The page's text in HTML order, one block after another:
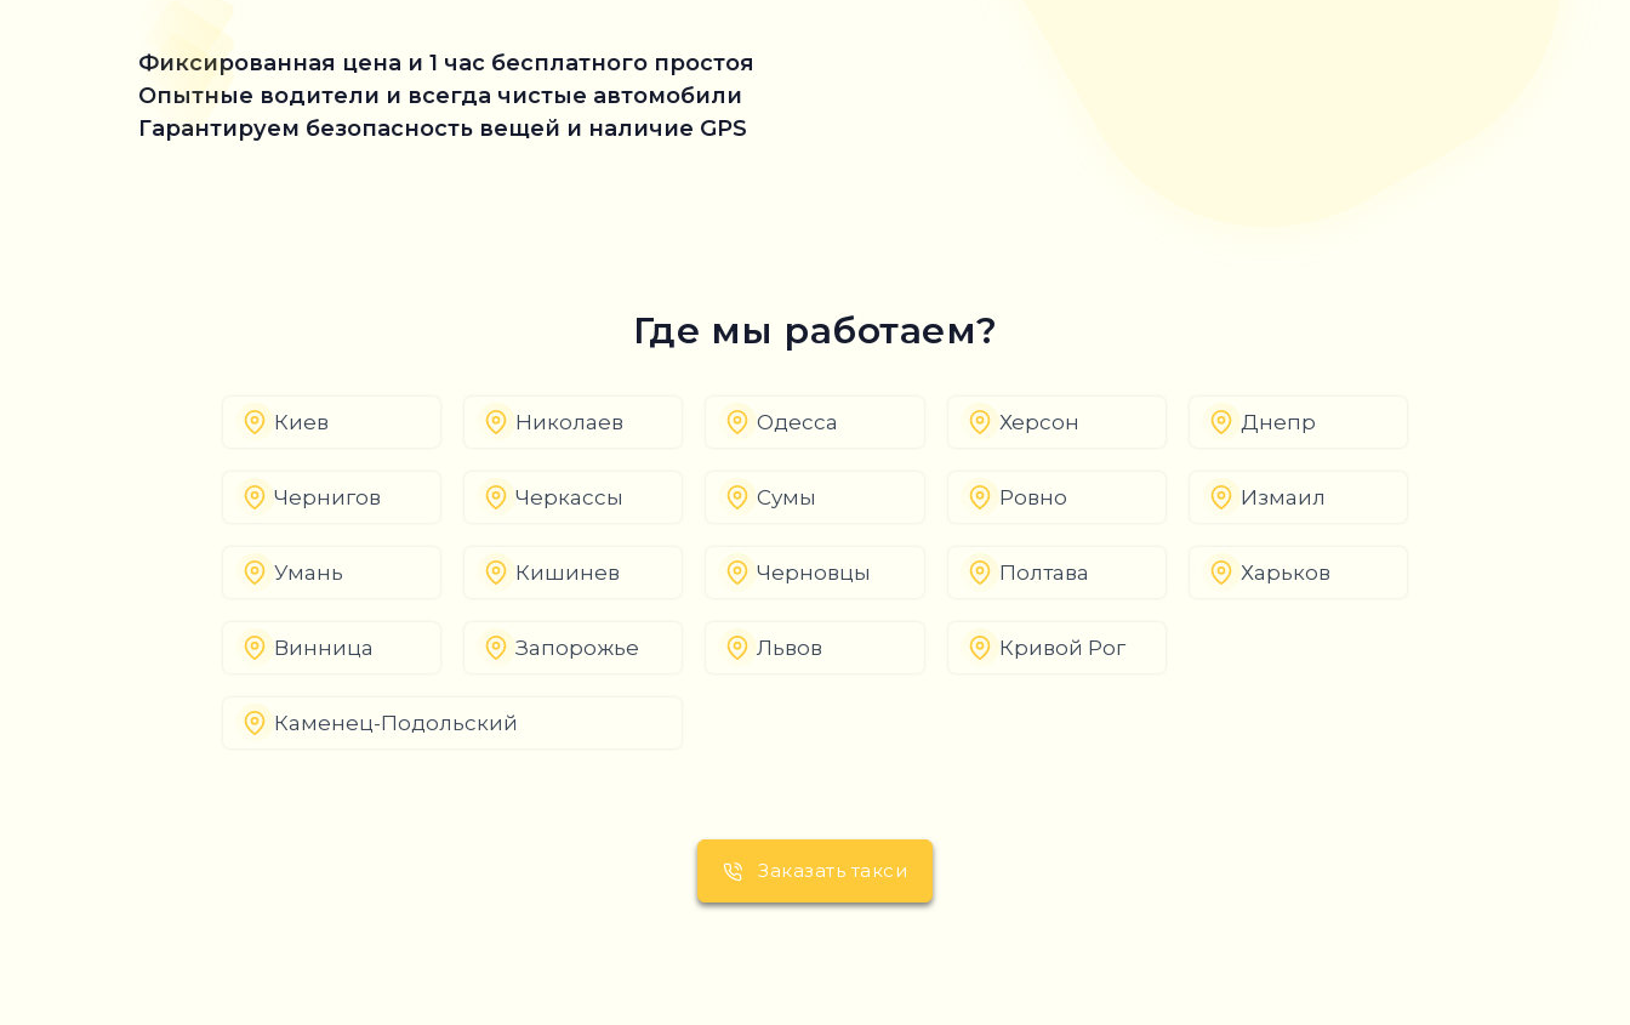
Фиксированная цена и 1 час бесплатного простоя
Опытные водители и всегда чистые автомобили
Гарантируем безопасность вещей и наличие GPS
Где мы работаем?
Киев Николаев Одесса Херсон Днепр
Чернигов Черкассы Сумы Ровно Измаил
Умань Кишинев Черновцы Полтава Харьков
Винница Запорожье Львов Кривой Рог
Каменец-Подольский
Заказать такси